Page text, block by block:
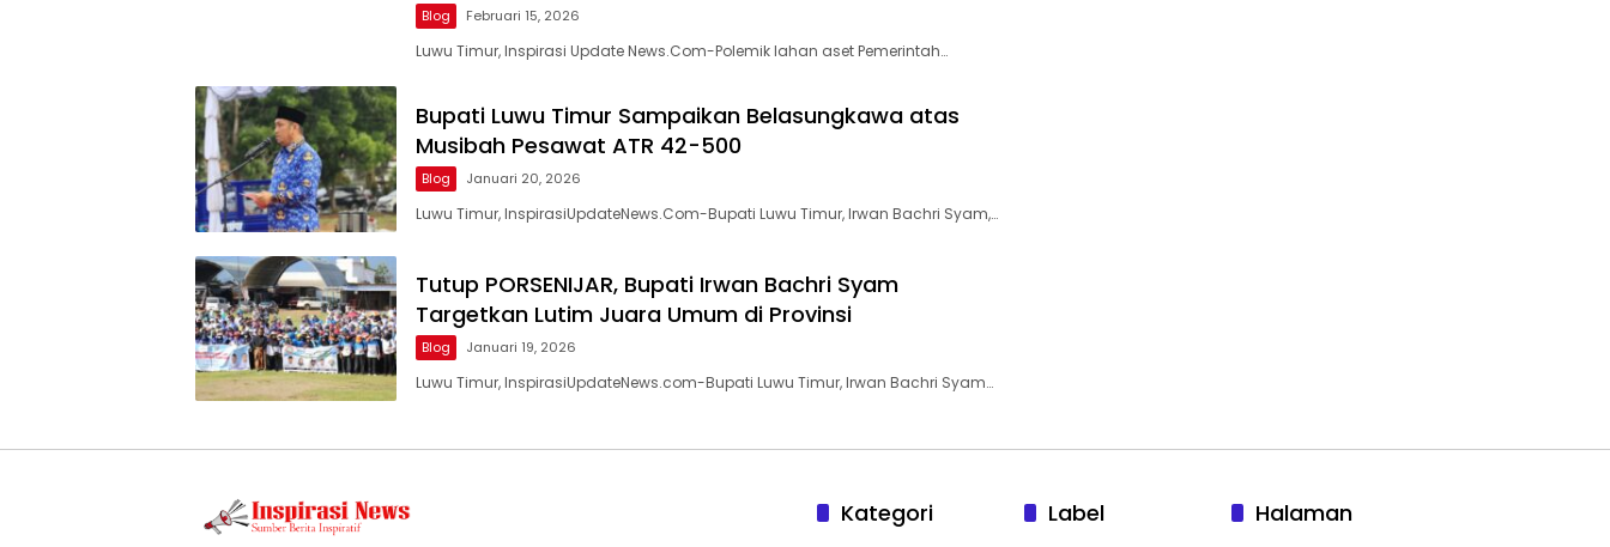
Blog Februari 15, 2026
Luwu Timur, Inspirasi Update News.Com-Polemik lahan aset Pemerintah…
Bupati Luwu Timur Sampaikan Belasungkawa atas
Musibah Pesawat ATR 42-500
Blog Januari 20, 2026
Luwu Timur, InspirasiUpdateNews.Com-Bupati Luwu Timur, Irwan Bachri Syam,…
Tutup PORSENIJAR, Bupati Irwan Bachri Syam
Targetkan Lutim Juara Umum di Provinsi
Blog Januari 19, 2026
Luwu Timur, InspirasiUpdateNews.com-Bupati Luwu Timur, Irwan Bachri Syam…
Kategori Label Halaman